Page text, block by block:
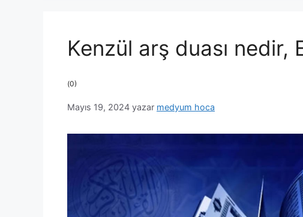
Kenzül arş duası nedir,
(0)
Mayıs 19, 2024 yazar medyum hoca